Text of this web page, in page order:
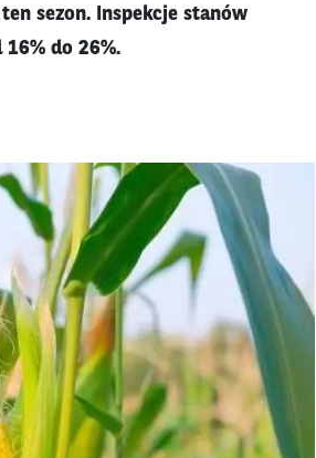
sezon. Inspekcje stanów
do 26%.